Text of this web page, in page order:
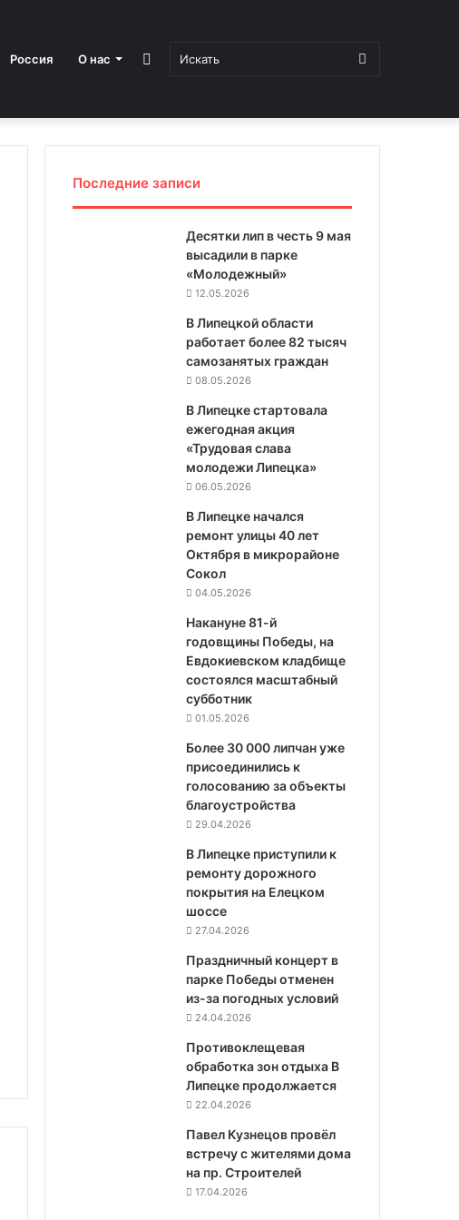
Россия О нас Искать
Sidebar
Последние записи
Десятки лип в честь 9 мая
высадили в парке
«Молодежный»
12.05.2026
В Липецкой области
работает более 82 тысяч
самозанятых граждан
08.05.2026
В Липецке стартовала
ежегодная акция
«Трудовая слава
молодежи Липецка»
06.05.2026
В Липецке начался
ремонт улицы 40 лет
Октября в микрорайоне
Сокол
04.05.2026
Накануне 81-й
годовщины Победы, на
Евдокиевском кладбище
состоялся масштабный
субботник
01.05.2026
Более 30 000 липчан уже
присоединились к
голосованию за объекты
благоустройства
29.04.2026
В Липецке приступили к
ремонту дорожного
покрытия на Елецком
шоссе
27.04.2026
Праздничный концерт в
парке Победы отменен
из-за погодных условий
24.04.2026
Противоклещевая
обработка зон отдыха В
Липецке продолжается
22.04.2026
Павел Кузнецов провёл
встречу с жителями дома
на пр. Строителей
17.04.2026